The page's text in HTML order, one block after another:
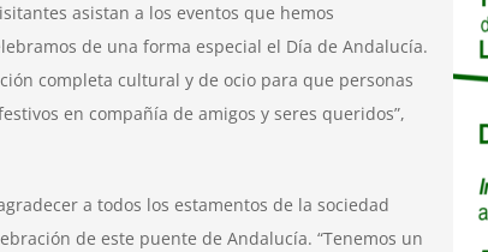
asistan a los eventos que hemos
de una forma especial el Día de Andalucía.
completa cultural y de ocio para que personas
en compañía de amigos y seres queridos”,
a todos los estamentos de la sociedad
de este puente de Andalucía. “Tenemos un